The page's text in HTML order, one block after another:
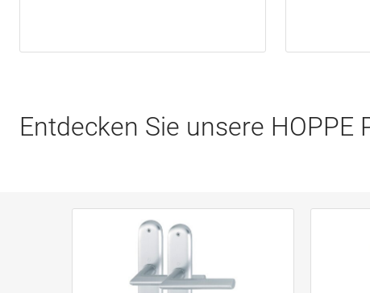
Entdecken Sie unsere